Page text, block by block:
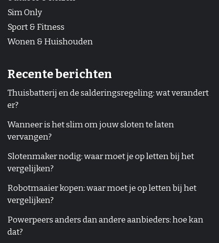
Sim Only
Sport & Fitness
Wonen & Huishouden
Recente berichten
Thuisbatterij en de salderingsregeling: wat verandert
er?
Wanneer is het slim om jouw sloten te laten
vervangen?
Slotenmaker nodig: waar moet je op letten bij het
vergelijken?
Robotmaaier kopen: waar moet je op letten bij het
vergelijken?
Powerpeers anders dan andere aanbieders: hoe kan
dat?